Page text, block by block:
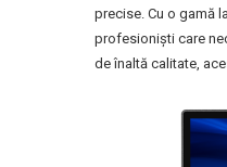
precise. Cu o gamă
profesioniști care
de înaltă calitate,